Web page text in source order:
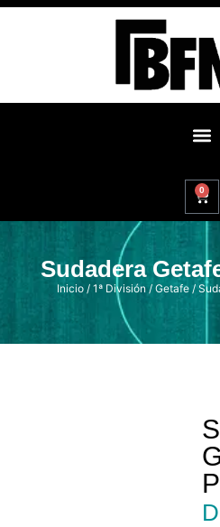
0
Sudadera
Inicio / 1ª División/ Getafe /